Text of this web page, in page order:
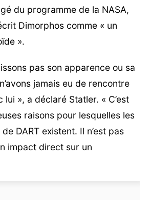
du programme de la NASA,
Dimorphos comme « un
».
pas son apparence ou sa
jamais eu de rencontre
», a déclaré Statler. « C’est
raisons pour lesquelles les
DART existent. Il n’est pas
impact direct sur un